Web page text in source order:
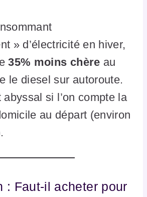
» d’électricité en hiver,
35% moins chère au
le diesel sur autoroute.
abyssal si l’on compte la
au départ (environ
: Faut-il acheter pour